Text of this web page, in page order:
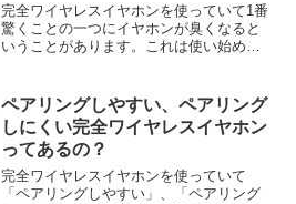
完全ワイヤレスイヤホンを使っていて1番
驚くことの一つにイヤホンが臭くなると
いうことがあります。これは使い始めは
い！！ふとした瞬間に気付いたりするも
のです。何でこんなにイヤホ...
ペアリングしやすい、ペアリング
しにくい完全ワイヤレスイヤホン
ってあるの？
完全ワイヤレスイヤホンを使っていて
「ペアリングしやすい」、「ペアリング